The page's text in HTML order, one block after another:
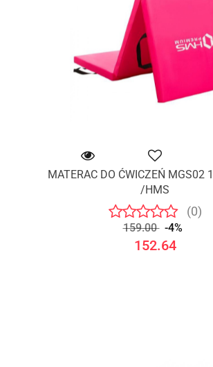
MATERAC DO ĆWICZEŃ MGS02
/HMS
(0)
159.00 -4%
152.64